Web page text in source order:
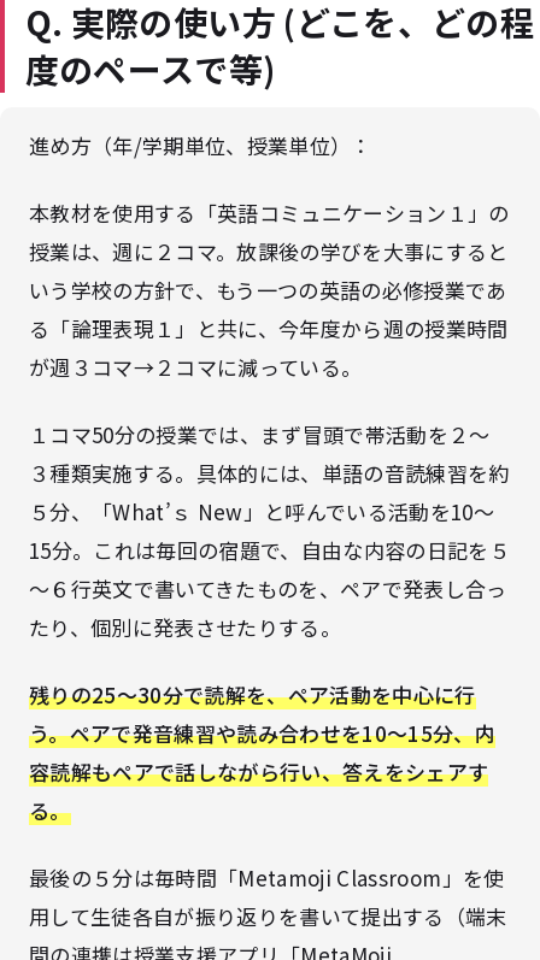
Q. 実際の使い方 (どこを、どの程
度のペースで等)
進め方（年/学期単位、授業単位）：
本教材を使用する「英語コミュニケーション１」の
授業は、週に２コマ。放課後の学びを大事にすると
いう学校の方針で、もう一つの英語の必修授業であ
る「論理表現１」と共に、今年度から週の授業時間
が週３コマ→２コマに減っている。
１コマ50分の授業では、まず冒頭で帯活動を２～
３種類実施する。具体的には、単語の音読練習を約
５分、「What’ｓ New」と呼んでいる活動を10～
15分。これは毎回の宿題で、自由な内容の日記を５
～６行英文で書いてきたものを、ペアで発表し合っ
たり、個別に発表させたりする。
残りの25～30分で読解を、ペア活動を中心に行
う。ペアで発音練習や読み合わせを10～15分、内
容読解もペアで話しながら行い、答えをシェアす
る。
最後の５分は毎時間「Metamoji Classroom」を使
用して生徒各自が振り返りを書いて提出する（端末